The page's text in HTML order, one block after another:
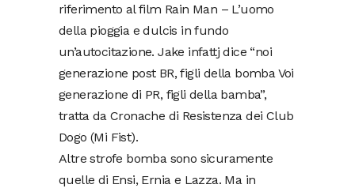
riferimento al film Rain Man – L’uomo
della pioggia e dulcis in fundo
un’autocitazione. Jake infattj dice “noi
generazione post BR, figli della bomba Voi
generazione di PR, figli della bamba”,
tratta da Cronache di Resistenza dei Club
Dogo (Mi Fist).
Altre strofe bomba sono sicuramente
quelle di Ensi, Ernia e Lazza. Ma in